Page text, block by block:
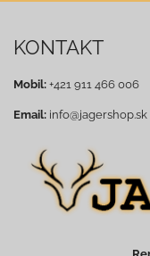
KONTAKT
Mobil: +421 911 466 006
Email: info@jagershop.sk